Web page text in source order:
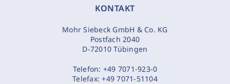
KONTAKT
Mohr Siebeck GmbH & Co. KG
Postfach 2040
D-72010 Tübingen
Telefon: +49 7071-923-0
Telefax:+49 7071-51104